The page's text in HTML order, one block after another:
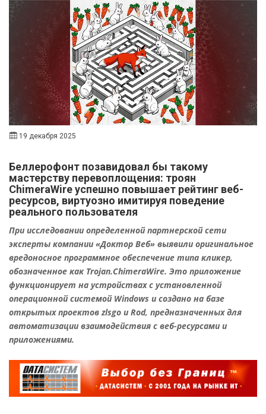
19 декабря 2025
Беллерофонт позавидовал бы такому
мастерству перевоплощения: троян
ChimeraWire успешно повышает рейтинг веб-
ресурсов, виртуозно имитируя поведение
реального пользователя
При исследовании определенной партнерской сети
эксперты компании «Доктор Веб» выявили оригинальное
вредоносное программное обеспечение типа кликер,
обозначенное как Trojan.ChimeraWire. Это приложение
функционирует на устройствах с установленной
операционной системой Windows и создано на базе
открытых проектов zlsgo и Rod, предназначенных для
автоматизации взаимодействия с веб-ресурсами и
приложениями.